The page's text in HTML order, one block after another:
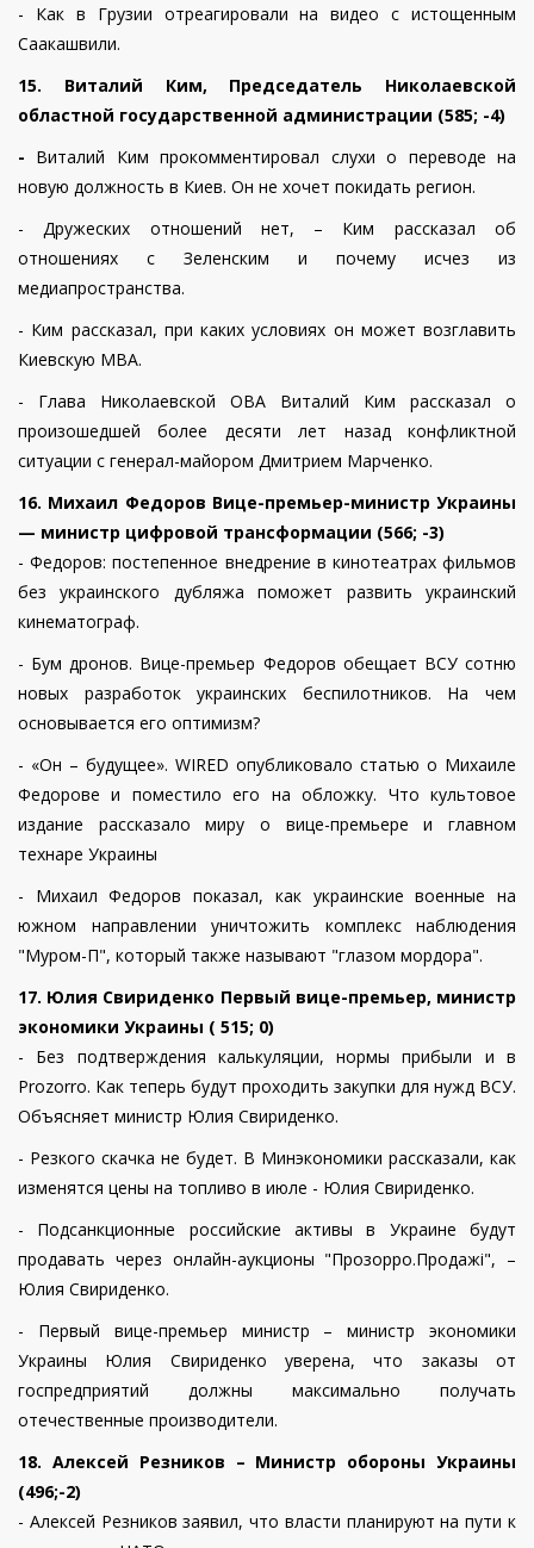
- Как в Грузии отреагировали на видео с истощенным
Саакашвили.
15. Виталий Ким, Председатель Николаевской
областной государственной администрации (585; -4)
- Виталий Ким прокомментировал слухи о переводе на
новую должность в Киев. Он не хочет покидать регион.
- Дружеских отношений нет, – Ким рассказал об
отношениях с Зеленским и почему исчез из
медиапространства.
- Ким рассказал, при каких условиях он может возглавить
Киевскую МВА.
- Глава Николаевской ОВА Виталий Ким рассказал о
произошедшей более десяти лет назад конфликтной
ситуации с генерал-майором Дмитрием Марченко.
16. Михаил Федоров Вице-премьер-министр Украины
— министр цифровой трансформации (566; -3)
- Федоров: постепенное внедрение в кинотеатрах фильмов
без украинского дубляжа поможет развить украинский
кинематограф.
- Бум дронов. Вице-премьер Федоров обещает ВСУ сотню
новых разработок украинских беспилотников. На чем
основывается его оптимизм?
- «Он – будущее». WIRED опубликовало статью о Михаиле
Федорове и поместило его на обложку. Что культовое
издание рассказало миру о вице-премьере и главном
технаре Украины
- Михаил Федоров показал, как украинские военные на
южном направлении уничтожить комплекс наблюдения
"Муром-П", который также называют "глазом мордора".
17. Юлия Свириденко Первый вице-премьер, министр
экономики Украины ( 515; 0)
- Без подтверждения калькуляции, нормы прибыли и в
Prozorro. Как теперь будут проходить закупки для нужд ВСУ.
Объясняет министр Юлия Свириденко.
- Резкого скачка не будет. В Минэкономики рассказали, как
изменятся цены на топливо в июле - Юлия Свириденко.
- Подсанкционные российские активы в Украине будут
продавать через онлайн-аукционы "Прозорро.Продажі", –
Юлия Свириденко.
- Первый вице-премьер министр – министр экономики
Украины Юлия Свириденко уверена, что заказы от
госпредприятий должны максимально получать
отечественные производители.
18. Алексей Резников – Министр обороны Украины
(496;-2)
- Алексей Резников заявил, что власти планируют на пути к